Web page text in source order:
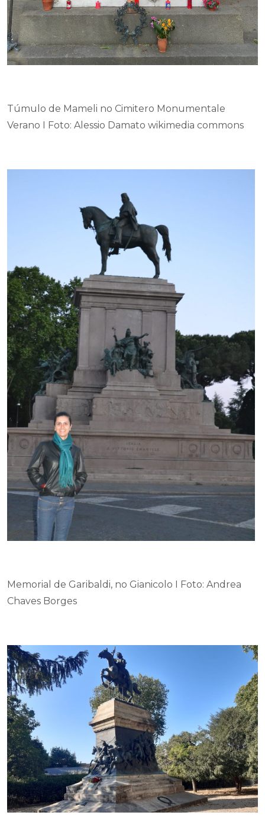
Túmulo de Mameli no Cimitero Monumentale
Verano I Foto: Alessio Damato wikimedia commons
Memorial de Garibaldi, no Gianicolo I Foto: Andrea
Chaves Borges